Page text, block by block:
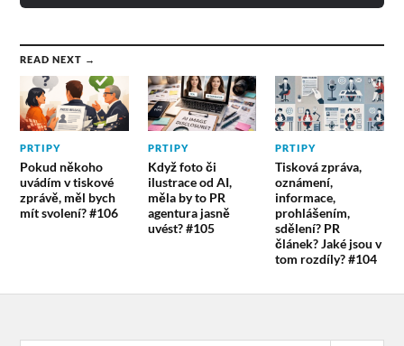
READ NEXT →
PRTIPY
Pokud někoho
uvádím v tiskové
zprávě, měl bych
mít svolení? #106
PRTIPY
Když foto či
ilustrace od AI,
měla by to PR
agentura jasně
uvést? #105
PRTIPY
Tisková zpráva,
oznámení,
informace,
prohlášením,
sdělení? PR
článek? Jaké jsou v
tom rozdíly? #104